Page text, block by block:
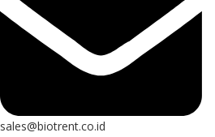
sales@biotrent.co.id